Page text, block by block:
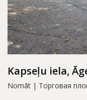
Kapseļu iela,
Nomāt | Tорговая